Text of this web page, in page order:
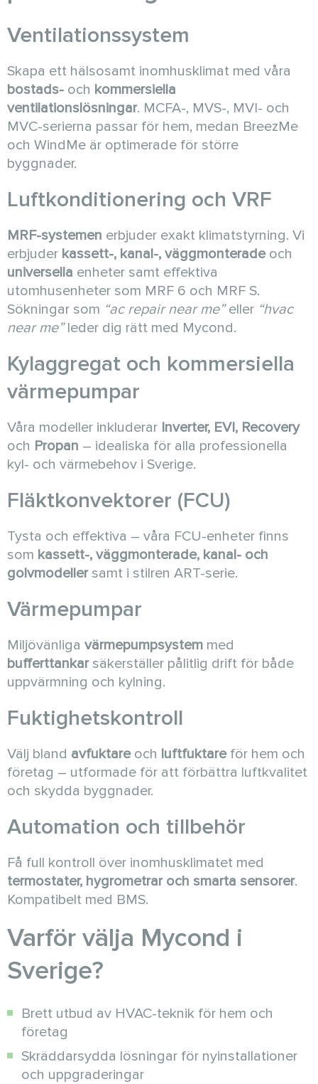
Ventilationssystem
Skapa ett hälsosamt inomhusklimat med våra
bostads- och kommersiella
ventilationslösningar. MCFA-, MVS-, MVI- och
MVC-serierna passar för hem, medan BreezMe
och WindMe är optimerade för större
byggnader.
Luftkonditionering och VRF
MRF-systemen erbjuder exakt klimatstyrning. Vi
erbjuder kassett-, kanal-, väggmonteradeoch
universella enheter samt effektiva
utomhusenheter som MRF 6 och MRF S.
Sökningar som “ac repair near me”eller “hvac
near me”leder dig rätt med Mycond.
Kylaggregat och kommersiella
värmepumpar
Våra modeller inkluderar Inverter, EVI, Recovery
och Propan – idealiska för alla professionella
kyl- och värmebehov i Sverige.
Fläktkonvektorer (FCU)
Tysta och effektiva – våra FCU-enheter finns
som kassett-, väggmonterade, kanal- och
golvmodellersamt i stilren ART-serie.
Värmepumpar
Miljövänliga värmepumpsystem med
bufferttankarsäkerställer pålitlig drift för både
uppvärmning och kylning.
Fuktighetskontroll
Välj bland avfuktareoch luftfuktareför hem och
företag – utformade för att förbättra luftkvalitet
och skydda byggnader.
Automation och tillbehör
Få full kontroll över inomhusklimatet med
termostater, hygrometrar och smarta sensorer.
Kompatibelt med BMS.
Varför välja Mycond i
Sverige?
Brett utbud av HVAC-teknik för hem och
företag
Skräddarsydda lösningar för nyinstallationer
och uppgraderingar